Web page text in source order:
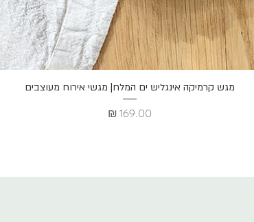
תצוגה מהירה
מגש קרמיקה אינגליש ים המלח| מגשי אירוח מעוצבים
מחיר